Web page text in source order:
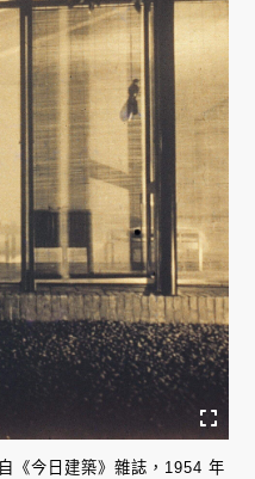
《今日建築》雜誌，1954 年